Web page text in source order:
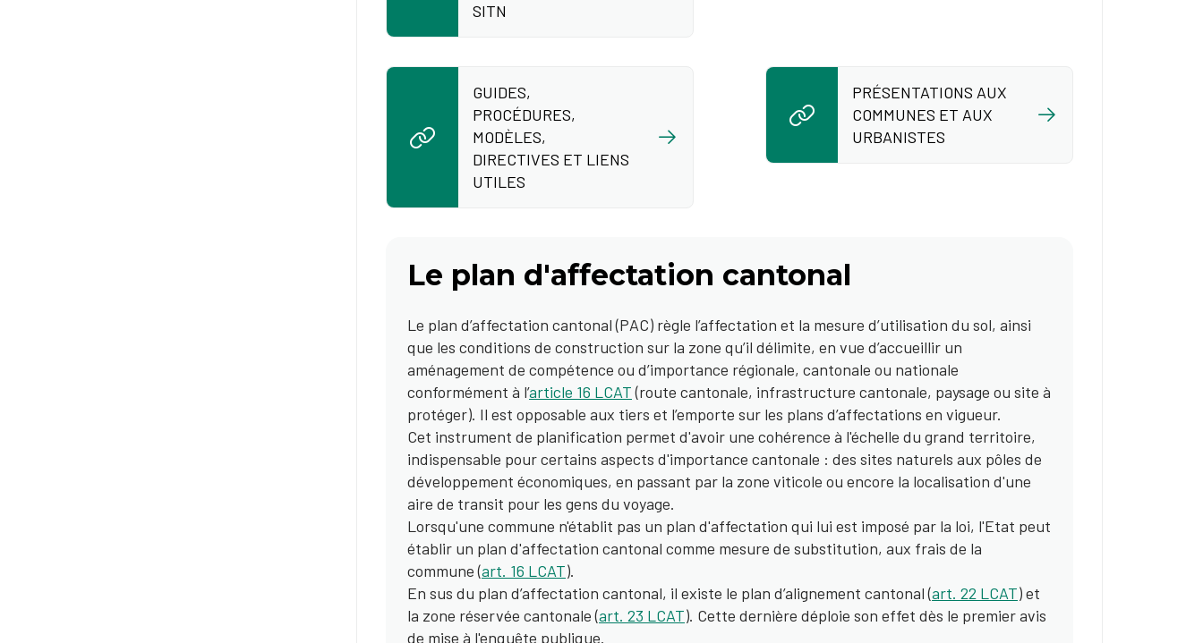
SITN
GUIDES,
PROCÉDURES,
MODÈLES,
DIRECTIVES ET LIENS
UTILES
PRÉSENTATIONS AUX
COMMUNES ET AUX
URBANISTES
Le plan d'affectation cantonal
Le plan d’affectation cantonal (PAC) règle l’affectation et la mesure d’utilisation du sol, ainsi
que les conditions de construction sur la zone qu’il délimite, en vue d’accueillir un
aménagement de compétence ou d’importance régionale, cantonale ou nationale
conformément à l’article 16 LCAT(route cantonale, infrastructure cantonale, paysage ou site à
protéger). Il est opposable aux tiers et l’emporte sur les plans d’affectations en vigueur.
Cet instrument de planification permet d'avoir une cohérence à l'échelle du grand territoire,
indispensable pour certains aspects d'importance cantonale : des sites naturels aux pôles de
développement économiques, en passant par la zone viticole ou encore la localisation d'une
aire de transit pour les gens du voyage.
Lorsqu'une commune n'établit pas un plan d'affectation qui lui est imposé par la loi, l'Etat peut
établir un plan d'affectation cantonal comme mesure de substitution, aux frais de la
commune (art. 16 LCAT).
En sus du plan d’affectation cantonal, il existe le plan d’alignement cantonal (art. 22 LCAT) et
la zone réservée cantonale (art. 23 LCAT). Cette dernière déploie son effet dès le premier avis
de mise à l'enquête publique.